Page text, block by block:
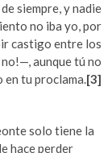
siempre, y nadie
no iba yo, por
castigo entre los
aunque tú no
en tu proclama.[3]
solo tiene la
hace perder